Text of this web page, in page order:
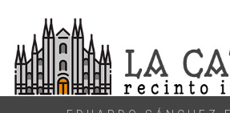
content